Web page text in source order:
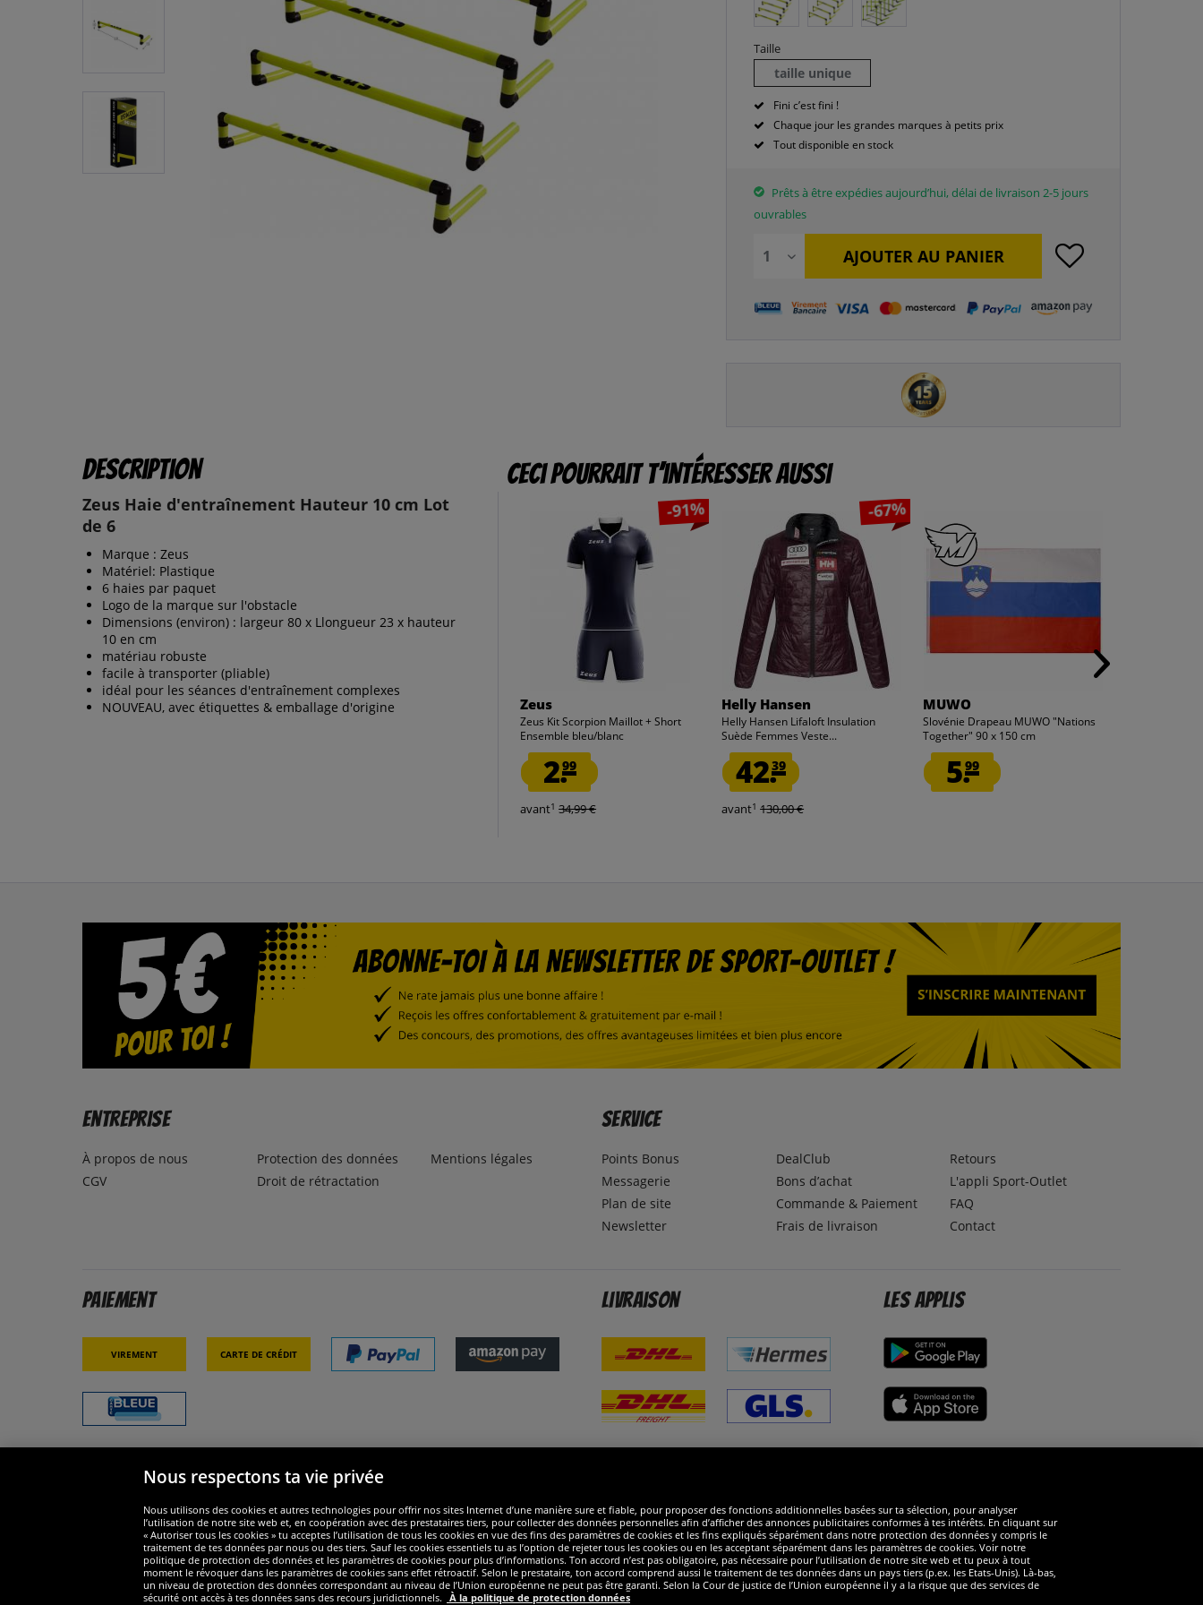
Taille
taille unique
Fini c’est fini !
Chaque jour les grandes marques à petits prix
Tout disponible en stock
Prêts à être expédies aujourd’hui, délai de livraison 2-5 jours
ouvrables
AJOUTER AU PANIER
Description
Zeus Haie d'entraînement Hauteur 10 cm Lot
de 6
Marque : Zeus
Matériel: Plastique
6 haies par paquet
Logo de la marque sur l'obstacle
Dimensions (environ) : largeur 80 x Llongueur 23 x hauteur
10 en cm
matériau robuste
facile à transporter (pliable)
idéal pour les séances d'entraînement complexes
NOUVEAU, avec étiquettes & emballage d'origine
Ceci pourrait t’intéresser aussi
-91%
Zeus
Zeus Kit Scorpion Maillot + Short
Ensemble bleu/blanc
2.99
avant1 34,99 €
-67%
Helly Hansen
Helly Hansen Lifaloft Insulation
Suède Femmes Veste...
42.39
avant1 130,00 €
MUWO
Slovénie Drapeau MUWO "Nations
Together" 90 x 150 cm
5.99
Entreprise
À propos de nous
CGV
Protection des données
Droit de rétractation
Mentions légales
Service
Points Bonus
Messagerie
Plan de site
Newsletter
DealClub
Bons d’achat
Commande & Paiement
Frais de livraison
Retours
L'appli Sport-Outlet
FAQ
Contact
Paiement
Virement Carte de crédit
Livraison Les applis
Widerruf
Nous respectons ta vie privée
Nous utilisons des cookies et autres technologies pour offrir nos sites Internet d’une manière sure et fiable, pour proposer des fonctions additionnelles basées sur ta sélection, pour analyser
l’utilisation de notre site web et, en coopération avec des prestataires tiers, pour collecter des données personnelles afin d’afficher des annonces publicitaires conformes à tes intérêts. En cliquant sur
« Autoriser tous les cookies » tu acceptes l’utilisation de tous les cookies en vue des fins des paramètres de cookies et les fins expliqués séparément dans notre protection des données y compris le
traitement de tes données par nous ou des tiers. Sauf les cookies essentiels tu as l’option de rejeter tous les cookies ou en les acceptant séparément dans les paramètres de cookies. Voir notre
politique de protection des données et les paramètres de cookies pour plus d’informations. Ton accord n’est pas obligatoire, pas nécessaire pour l’utilisation de notre site web et tu peux à tout
moment le révoquer dans les paramètres de cookies sans effet rétroactif. Selon le prestataire, ton accord comprend aussi le traitement de tes données dans un pays tiers (p.ex. les Etats-Unis). Là-bas,
un niveau de protection des données correspondant au niveau de l’Union européenne ne peut pas être garanti. Selon la Cour de justice de l’Union européenne il y a la risque que des services de
sécurité ont accès à tes données sans des recours juridictionnels. À la politique de protection données